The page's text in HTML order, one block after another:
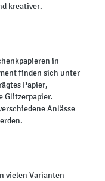
kreativer.
in
finden sich unter
Papier,
Glitzerpapier.
Anlässe
vielen Varianten